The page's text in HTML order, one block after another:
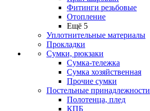
Фитинги резьбовые
Отопление
Ещё 5
Уплотнительные материалы
Прокладки
Сумки, рюкзаки
Сумка-тележка
Сумка хозяйственная
Прочие сумки
Постельные принадлежности
Полотенца, плед
КПБ